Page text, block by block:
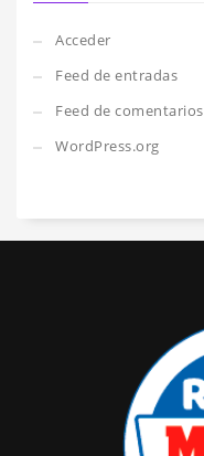
Acceder
Feed de entradas
Feed de comentarios
WordPress.org